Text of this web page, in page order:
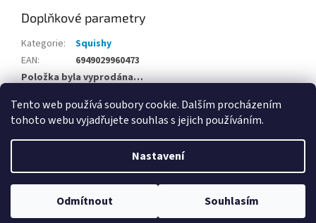
Tento web používá soubory cookie. Dalším procházením
tohoto webu vyjadřujete souhlas s jejich používáním.
Nastavení
Odmítnout Souhlasím
Doplňkové parametry
Kategorie:
Squishy
EAN:
6949029960473
Položka byla vyprodána…
Copyright 2026Hračky Opičkov Poděbrady. Všechna práva
vyhrazena.
Upravit nastavení cookies